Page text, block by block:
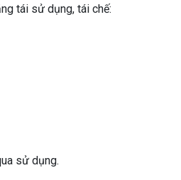
tái sử dụng, tái chế:
sử dụng.